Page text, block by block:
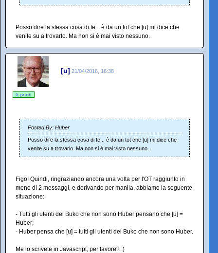
Posso dire la stessa cosa di te... è da un tot che [u] mi dice che
venite su a trovarlo. Ma non si è mai visto nessuno.
[u] 21/04/2016, 16:38
5 punti
Posted By: Huber
Posso dire la stessa cosa di te... è da un tot che [u] mi dice che
venite su a trovarlo. Ma non si è mai visto nessuno.
Figo! Quindi, ringraziando ancora una volta per l'OT raggiunto in
meno di 2 messaggi, e derivando per manila, abbiamo la seguente
situazione:
- Tutti gli utenti del Buko che non sono Huber pensano che [u] =
Huber;
- Huber pensa che [u] = tutti gli utenti del Buko che non sono Huber.
Me lo scrivete in Javascript, per favore? :)